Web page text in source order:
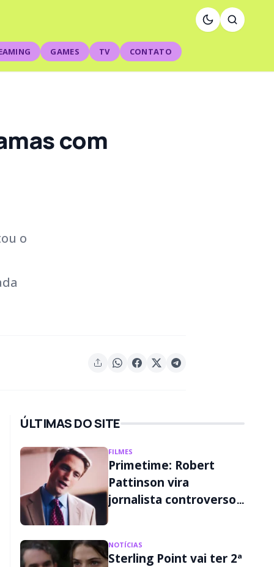
GAMES TV CONTATO
com
o
ÚLTIMAS DO SITE
FILMES
Primetime: Robert
Pattinson vira
jornalista controverso
NOTÍCIAS
Sterling Point vai ter 2ª